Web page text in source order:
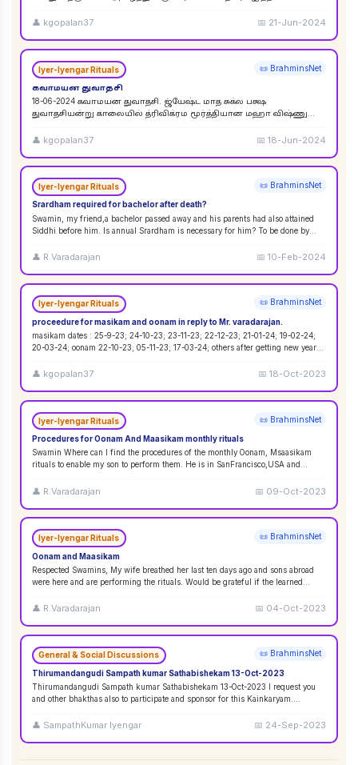
👤 kgopalan37 📅 21-Jun-2024
Iyer-Iyengar Rituals 📜 BrahminsNet
கவாமயன துவாதசி
18-06-2024 கவாமயன துவாதசி. ஜ்யேஷ்ட மாத சுக்ல பக்ஷ
துவாதசியன்று காலையில் த்ரிவிக்ரம மூர்த்தியான மஹா விஷ்ணு
👤 kgopalan37 📅18-Jun-2024
Iyer-Iyengar Rituals 📜 BrahminsNet
Srardham required for bachelor after death?
Swamin, my friend,a bachelor passed away and his parents had also attained
Siddhi before him. Is annual Srardham is necessary for him? To be done by
👤 R.Varadarajan 📅10-Feb-2024
Iyer-Iyengar Rituals 📜 BrahminsNet
proceedure for masikam and oonam in reply to Mr. varadarajan.
masikam dates : 25-9-23; 24-10-23; 23-11-23; 22-12-23; 21-01-24; 19-02-24;
20-03-24; oonam 22-10-23; 05-11-23; 17-03-24; others after getting new year...
👤 kgopalan37 📅18-Oct-2023
Iyer-Iyengar Rituals 📜 BrahminsNet
Procedures for Oonam And Maasikam monthly rituals
Swamin Where can I find the procedures of the monthly Oonam, Msaasikam
rituals to enable my son to perform them. He is in SanFrancisco,USA and
👤 R.Varadarajan 📅 09-Oct-2023
Iyer-Iyengar Rituals 📜 BrahminsNet
Oonam and Maasikam
Respected Swamins, ​​​​​​My wife breathed her last ten days ago and sons abroad
were here and are performing the rituals. Would be grateful if the learned
👤 R.Varadarajan 📅 04-Oct-2023
General & Social Discussions 📜 BrahminsNet
Thirumandangudi Sampath kumar Sathabishekam 13-Oct-2023
Thirumandangudi Sampath kumar Sathabishekam 13-Oct-2023 I request you
and other bhakthas also to participate and sponsor for this Kainkaryam.
👤 SampathKumar Iyengar 📅 24-Sep-2023